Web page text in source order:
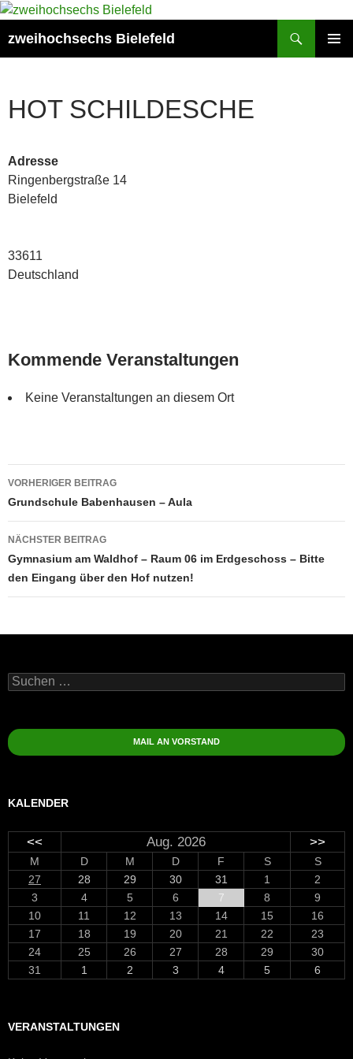
Zum
springen
zweihochsechs Bielefeld
HOT SCHILDESCHE
Adresse
Ringenbergstraße 14
Bielefeld
33611
Deutschland
Kommende Veranstaltungen
Keine Veranstaltungen an diesem Ort
Beitragsnavigation
VORHERIGER BEITRAG
Grundschule Babenhausen – Aula
NÄCHSTER BEITRAG
Gymnasium am Waldhof – Raum 06 im Erdgeschoss – Bitte
den Eingang über den Hof nutzen!
Suchen
nach:
MAIL AN VORSTAND
KALENDER
<< Aug. 2026 >>
M D M D F S
S
27
28 29 30 31 1
2
3
4 5 6 7 8
9
10
11 12 13 14 15
16
17
18 19 20 21 22
23
24
25 26 27 28 29
30
31
1 2 3 4 5 6
VERANSTALTUNGEN